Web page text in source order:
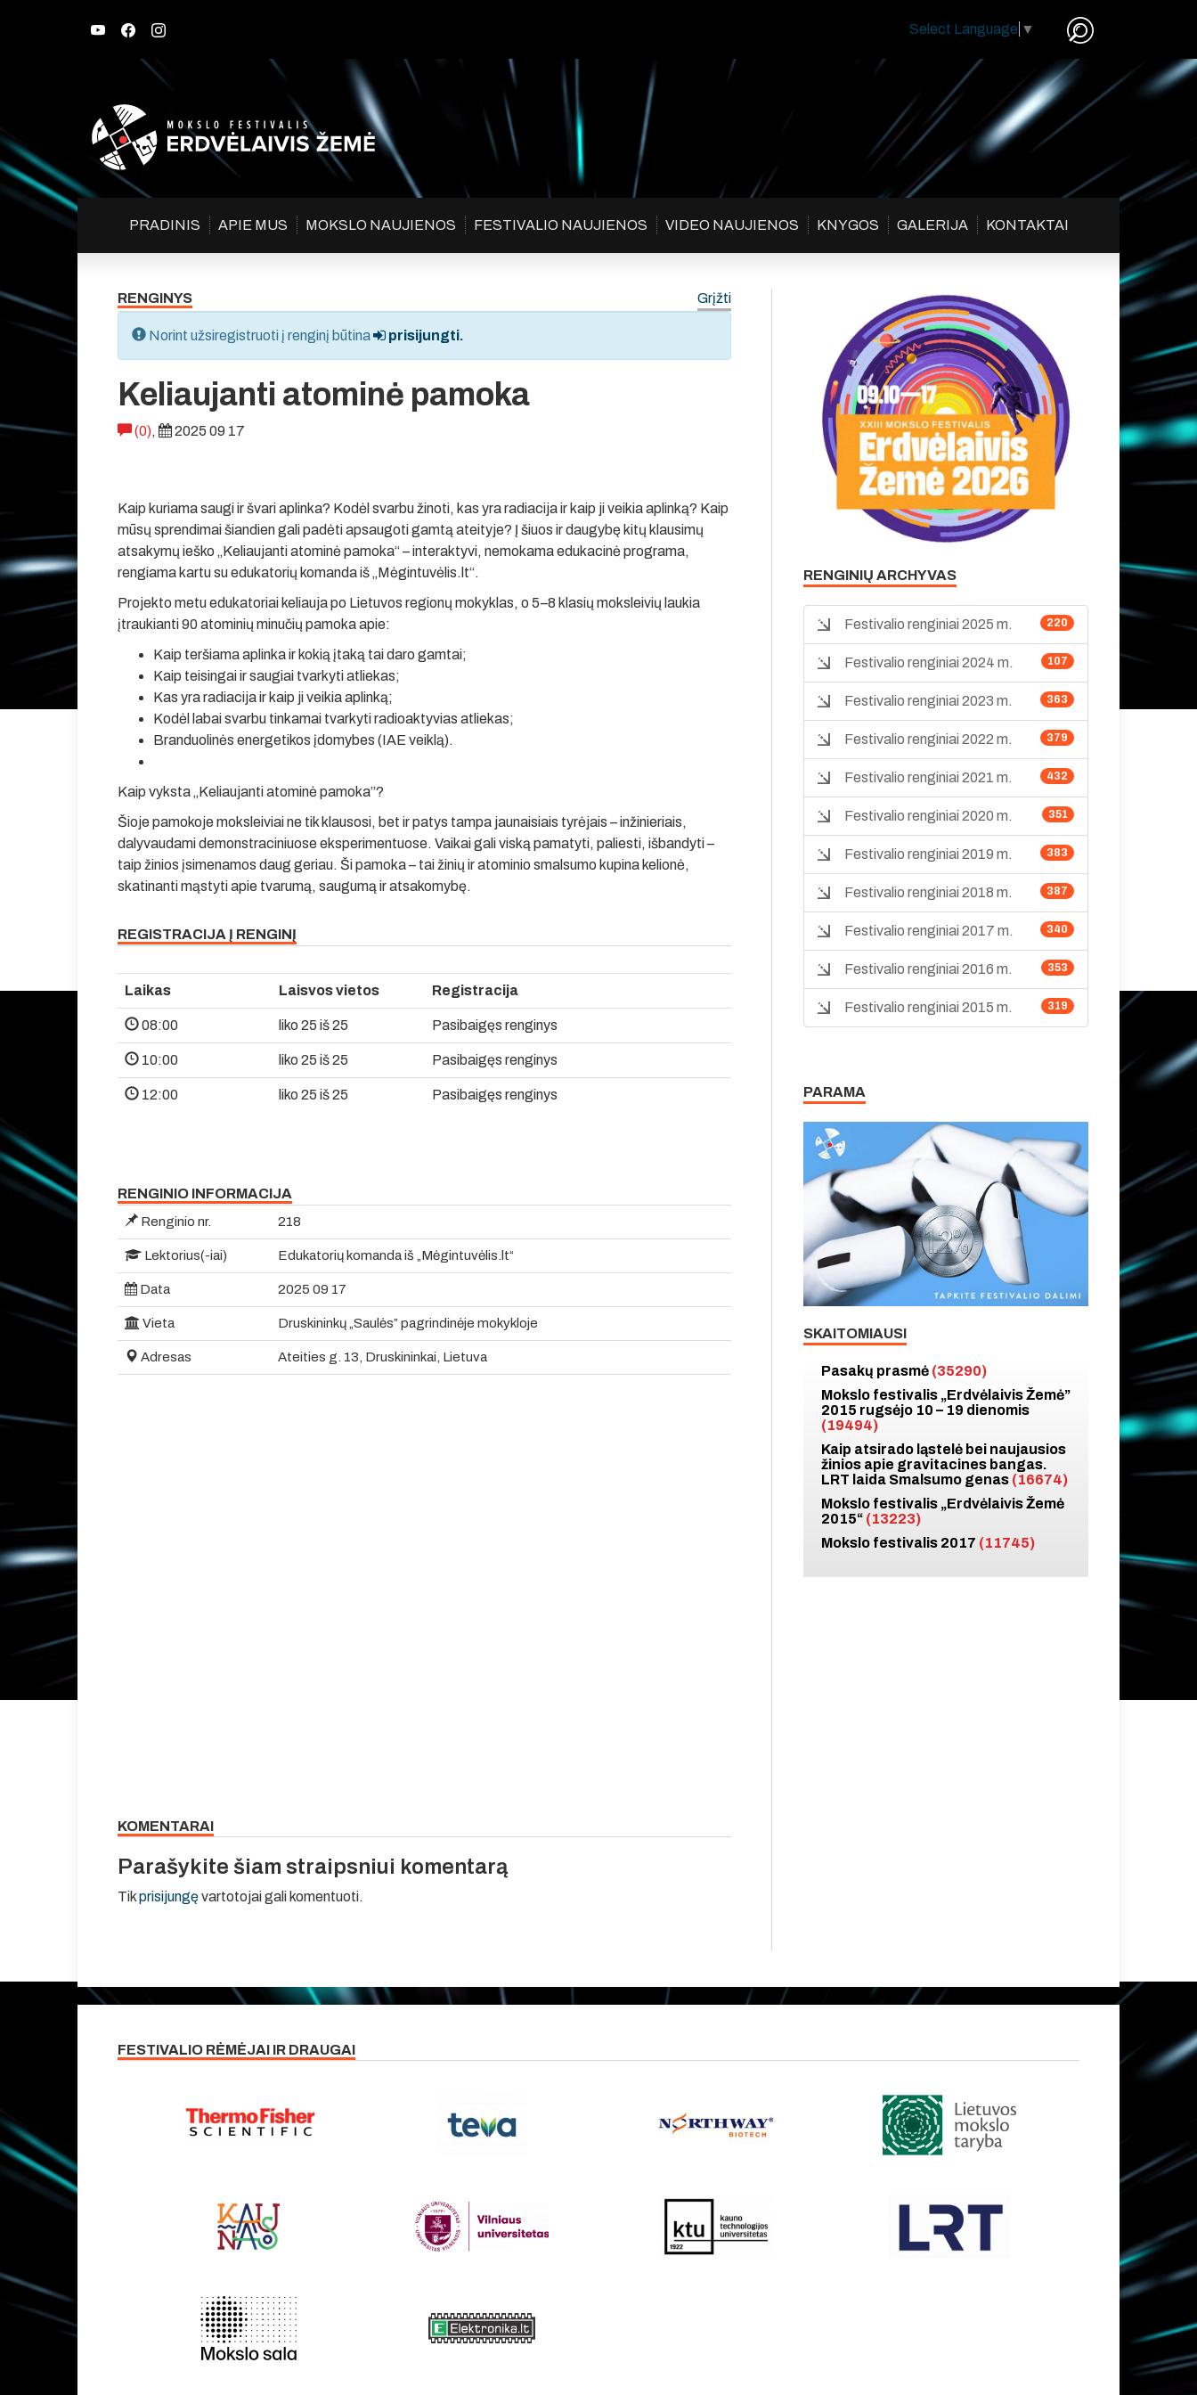
Select Language ▼
PRADINIS APIE MUS MOKSLO NAUJIENOS FESTIVALIO NAUJIENOS VIDEO NAUJIENOS KNYGOS GALERIJA KONTAKTAI
RENGINYS Grįžti
Norint užsiregistruoti į renginį būtina prisijungti.
Keliaujanti atominė pamoka
(0), 2025 09 17
Kaip kuriama saugi ir švari aplinka? Kodėl svarbu žinoti, kas yra radiacija ir kaip ji veikia aplinką? Kaip
mūsų sprendimai šiandien gali padėti apsaugoti gamtą ateityje? Į šiuos ir daugybę kitų klausimų
atsakymų ieško „Keliaujanti atominė pamoka“ – interaktyvi, nemokama edukacinė programa,
rengiama kartu su edukatorių komanda iš „Mėgintuvėlis.lt“.
Projekto metu edukatoriai keliauja po Lietuvos regionų mokyklas, o 5–8 klasių moksleivių laukia
įtraukianti 90 atominių minučių pamoka apie:
Kaip teršiama aplinka ir kokią įtaką tai daro gamtai;
Kaip teisingai ir saugiai tvarkyti atliekas;
Kas yra radiacija ir kaip ji veikia aplinką;
Kodėl labai svarbu tinkamai tvarkyti radioaktyvias atliekas;
Branduolinės energetikos įdomybes (IAE veiklą).
Kaip vyksta „Keliaujanti atominė pamoka”?
Šioje pamokoje moksleiviai ne tik klausosi, bet ir patys tampa jaunaisiais tyrėjais – inžinieriais,
dalyvaudami demonstraciniuose eksperimentuose. Vaikai gali viską pamatyti, paliesti, išbandyti –
taip žinios įsimenamos daug geriau. Ši pamoka – tai žinių ir atominio smalsumo kupina kelionė,
skatinanti mąstyti apie tvarumą, saugumą ir atsakomybę.
REGISTRACIJA Į RENGINĮ
Laikas Laisvos vietos Registracija
08:00 liko 25 iš 25 Pasibaigęs renginys
10:00 liko 25 iš 25 Pasibaigęs renginys
12:00 liko 25 iš 25 Pasibaigęs renginys
RENGINIO INFORMACIJA
Renginio nr. 218
Lektorius(-iai) Edukatorių komanda iš „Mėgintuvėlis.lt“
Data 2025 09 17
Vieta Druskininkų „Saulės” pagrindinėje mokykloje
Adresas Ateities g. 13, Druskininkai, Lietuva
KOMENTARAI
Parašykite šiam straipsniui komentarą
Tikprisijungęvartotojai gali komentuoti.
RENGINIŲ ARCHYVAS
220
Festivalio renginiai 2025 m.
107
Festivalio renginiai 2024 m.
363
Festivalio renginiai 2023 m.
379
Festivalio renginiai 2022 m.
432
Festivalio renginiai 2021 m.
351
Festivalio renginiai 2020 m.
383
Festivalio renginiai 2019 m.
387
Festivalio renginiai 2018 m.
340
Festivalio renginiai 2017 m.
353
Festivalio renginiai 2016 m.
319
Festivalio renginiai 2015 m.
PARAMA
SKAITOMIAUSI
Pasakų prasmė (35290)
Mokslo festivalis „Erdvėlaivis Žemė”
2015 rugsėjo 10 – 19 dienomis
(19494)
Kaip atsirado ląstelė bei naujausios
žinios apie gravitacines bangas.
LRT laida Smalsumo genas (16674)
Mokslo festivalis „Erdvėlaivis Žemė
2015“ (13223)
Mokslo festivalis 2017 (11745)
FESTIVALIO RĖMĖJAI IR DRAUGAI